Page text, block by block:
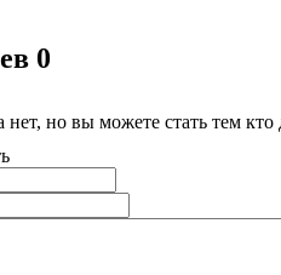
0
нет, но вы можете стать тем